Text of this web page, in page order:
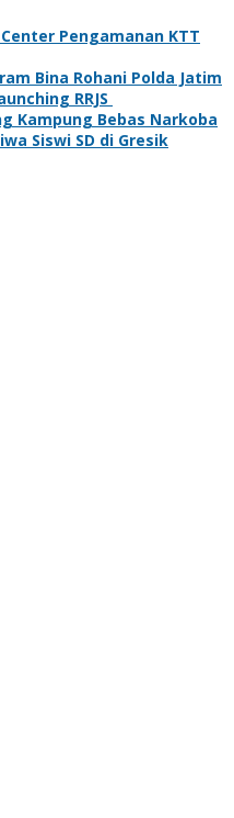
Pengamanan KTT
Bina Rohani Polda Jatim
RRJS
Kampung Bebas Narkoba
Siswi SD di Gresik